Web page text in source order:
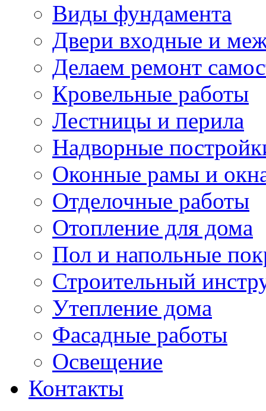
Виды фундамента
Двери входные и
Делаем ремонт
Кровельные работы
Лестницы и перила
Надворные
Оконные рамы и
Отделочные работы
Отопление для дома
Пол и напольные
Строительный
Утепление дома
Фасадные работы
Освещение
Контакты